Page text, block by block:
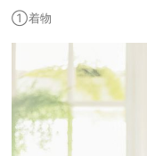
①着物